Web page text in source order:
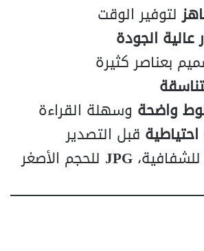
لتوفير الوقت
عالية الجودة
بعناصر كثيرة
واضحة وسهلة القراءة
قبل التصدير
JPG للحجم الأصغر